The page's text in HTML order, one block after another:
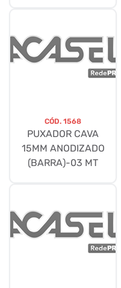
CÓD. 1568
PUXADOR CAVA
15MM ANODIZADO
(BARRA)-03 MT